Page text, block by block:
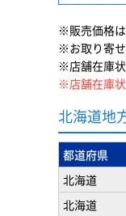
※販売価格
※お取り寄
※店舗在庫
※店舗在庫状
北海道地
都道府県
北海道
北海道